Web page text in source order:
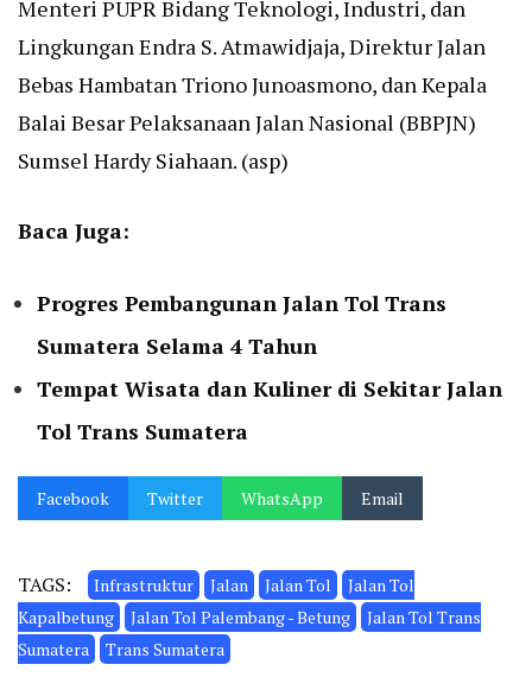
Menteri PUPR Bidang Teknologi, Industri, dan
Lingkungan Endra S. Atmawidjaja, Direktur Jalan
Bebas Hambatan Triono Junoasmono, dan Kepala
Balai Besar Pelaksanaan Jalan Nasional (BBPJN)
Sumsel Hardy Siahaan. (asp)
Baca Juga:
Progres Pembangunan Jalan Tol Trans
Sumatera Selama 4 Tahun
Tempat Wisata dan Kuliner di Sekitar Jalan
Tol Trans Sumatera
Facebook Twitter WhatsApp Email
TAGS: Infrastruktur Jalan Jalan Tol
Jalan Tol
Kapalbetung
Jalan Tol Palembang - Betung
Jalan Tol Trans
Sumatera
Trans Sumatera